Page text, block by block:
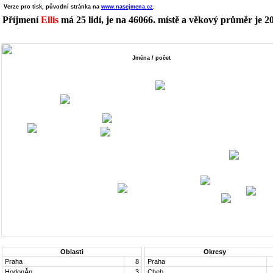
Verze pro tisk, původní stránka na www.nasejmena.cz.
PříjmeníEllis má 25 lidí, je na 46066. místě a věkový průměr je
Jména / počet
Oblasti
Praha
8
Okresy
Praha